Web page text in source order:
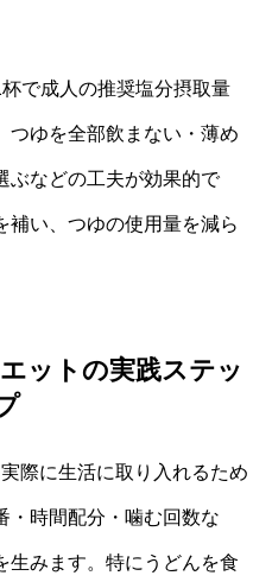
で成人の推奨塩分摂取量
つゆを全部飲まない・薄め
ぶなどの工夫が効果的で
補い、つゆの使用量を減ら
ットの実践ステッ
際に生活に取り入れるため
・時間配分・噛む回数な
生みます。特にうどんを食